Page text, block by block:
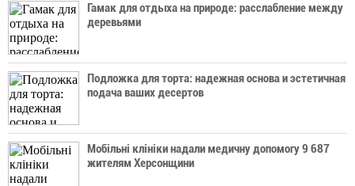
Гамак для отдыха на природе: расслабление между
деревьями
Подложка для торта: надежная основа и эстетичная
подача ваших десертов
Мобільні клініки надали медичну допомогу 9 687
жителям Херсонщини